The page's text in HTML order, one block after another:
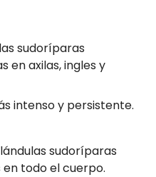
sudoríparas
en axilas, ingles y
intenso y persistente.
sudoríparas
todo el cuerpo.